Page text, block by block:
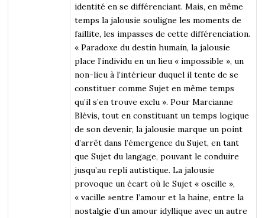
identité en se différenciant. Mais, en même
temps la jalousie souligne les moments de
faillite, les impasses de cette différenciation.
« Paradoxe du destin humain, la jalousie
place l’individu en un lieu « impossible », un
non-lieu à l’intérieur duquel il tente de se
constituer comme Sujet en même temps
qu’il s’en trouve exclu ». Pour Marcianne
Blévis, tout en constituant un temps logique
de son devenir, la jalousie marque un point
d’arrêt dans l’émergence du Sujet, en tant
que Sujet du langage, pouvant le conduire
jusqu’au repli autistique. La jalousie
provoque un écart où le Sujet « oscille »,
« vacille »entre l’amour et la haine, entre la
nostalgie d’un amour idyllique avec un autre